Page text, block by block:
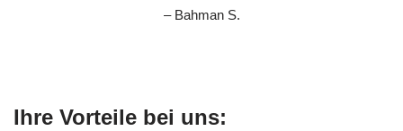
– Bahman S.
Ihre Vorteile bei uns: